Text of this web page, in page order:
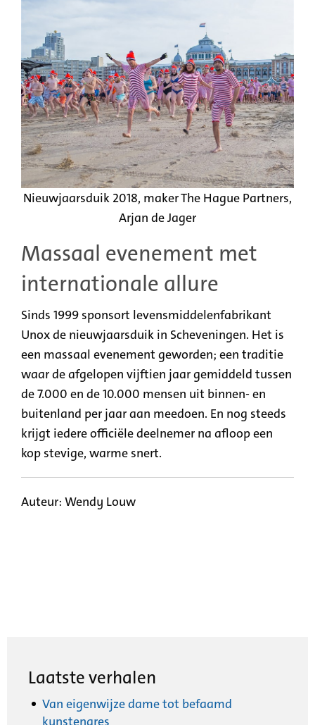
Nieuwjaarsduik 2018, maker The Hague Partners,
Arjan de Jager
Massaal evenement met
internationale allure
Sinds 1999 sponsort levensmiddelenfabrikant
Unox de nieuwjaarsduik in Scheveningen. Het is
een massaal evenement geworden; een traditie
waar de afgelopen vijftien jaar gemiddeld tussen
de 7.000 en de 10.000 mensen uit binnen- en
buitenland per jaar aan meedoen. En nog steeds
krijgt iedere officiële deelnemer na afloop een
kop stevige, warme snert.
Auteur: Wendy Louw
Laatste verhalen
Van eigenwijze dame tot befaamd
kunstenares